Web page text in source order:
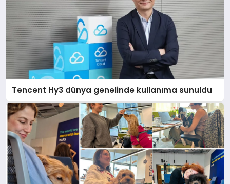
Tencent Hy3 dünya genelinde kullanıma sunuldu